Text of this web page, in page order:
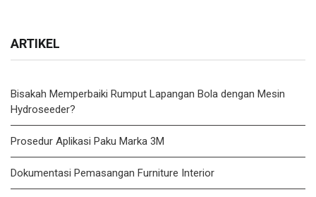
ARTIKEL
Bisakah Memperbaiki Rumput Lapangan Bola dengan Mesin
Hydroseeder?
Prosedur Aplikasi Paku Marka 3M
Dokumentasi Pemasangan Furniture Interior